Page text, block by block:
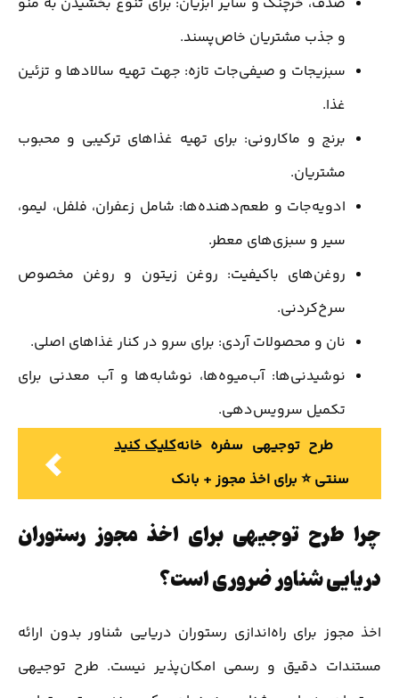
و جذب مشتریان خاص‌پسند.
سبزیجات و صیفی‌جات تازه: جهت تهیه سالادها و تزئین
غذا.
برنج و ماکارونی: برای تهیه غذاهای ترکیبی و محبوب
مشتریان.
ادویه‌جات و طعم‌دهنده‌ها: شامل زعفران، فلفل، لیمو،
سیر و سبزی‌های معطر.
روغن‌های باکیفیت: روغن زیتون و روغن مخصوص
سرخ‌کردنی.
نان و محصولات آردی: برای سرو در کنار غذاهای اصلی.
نوشیدنی‌ها: آب‌میوه‌ها، نوشابه‌ها و آب معدنی برای
تکمیل سرویس‌دهی.
کلیک کنیدطرح توجیهی سفره خانه
سنتی ⭐️ برای اخذ مجوز + بانک
چرا طرح توجیهی برای اخذ مجوز رستوران
دریایی شناور ضروری است؟
اخذ مجوز برای راه‌اندازی رستوران دریایی شناور بدون ارائه
مستندات دقیق و رسمی امکان‌پذیر نیست. طرح توجیهی